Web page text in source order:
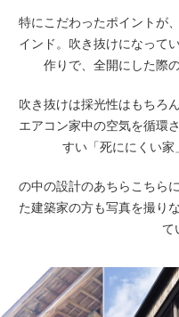
特にこだわったポイントが
インド。吹き抜けになって
作りで、全開にした際
吹き抜けは採光性はもちろ
エアコン家中の空気を循環
すい「死ににくい家
の中の設計のあちらこちら
た建築家の方も写真を撮り
て